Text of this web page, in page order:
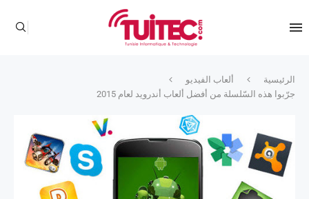
الرئيسية
ألعاب الفيديو
جرّبوا هذه السّلسلة من أفضل ألعاب أندرويد لعام 2015